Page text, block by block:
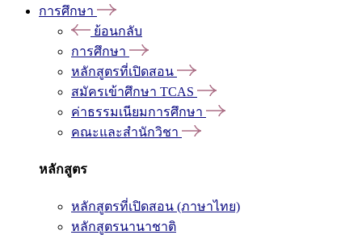
การศึกษา
ย้อนกลับ
การศึกษา
หลักสูตรที่เปิดสอน
สมัครเข้าศึกษา TCAS
ค่าธรรมเนียมการศึกษา
คณะและสำนักวิชา
หลักสูตร
หลักสูตรที่เปิดสอน (ภาษาไทย)
หลักสูตรนานาชาติ